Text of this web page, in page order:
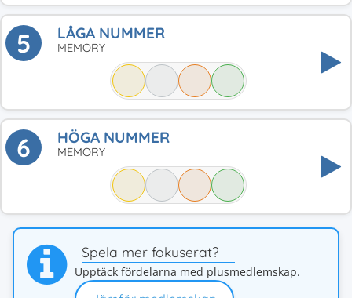
5 LÅGA NUMMER
MEMORY
6 HÖGA NUMMER
MEMORY
Spela mer fokuserat?
Upptäck fördelarna med plusmedlemskap.